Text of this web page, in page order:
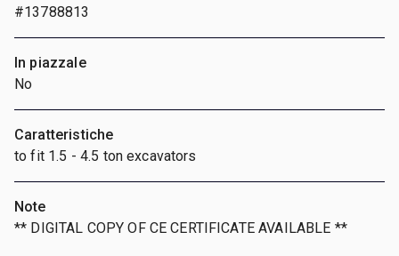
#13788813
In piazzale
No
Caratteristiche
to fit 1.5 - 4.5 ton excavators
Note
** DIGITAL COPY OF CE CERTIFICATE AVAILABLE **